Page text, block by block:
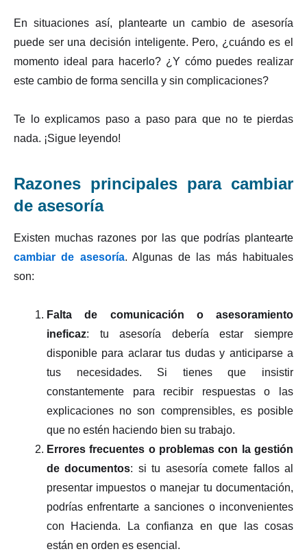
En situaciones así, plantearte un cambio de asesoría
puede ser una decisión inteligente. Pero, ¿cuándo es el
momento ideal para hacerlo? ¿Y cómo puedes realizar
este cambio de forma sencilla y sin complicaciones?
Te lo explicamos paso a paso para que no te pierdas
nada. ¡Sigue leyendo!
Razones principales para cambiar
de asesoría
Existen muchas razones por las que podrías plantearte
cambiar de asesoría. Algunas de las más habituales
son:
Falta de comunicación o asesoramiento
ineficaz: tu asesoría debería estar siempre
disponible para aclarar tus dudas y anticiparse a
tus necesidades. Si tienes que insistir
constantemente para recibir respuestas o las
explicaciones no son comprensibles, es posible
que no estén haciendo bien su trabajo.
Errores frecuentes o problemas con la gestión
de documentos: si tu asesoría comete fallos al
presentar impuestos o manejar tu documentación,
podrías enfrentarte a sanciones o inconvenientes
con Hacienda. La confianza en que las cosas
están en orden es esencial.